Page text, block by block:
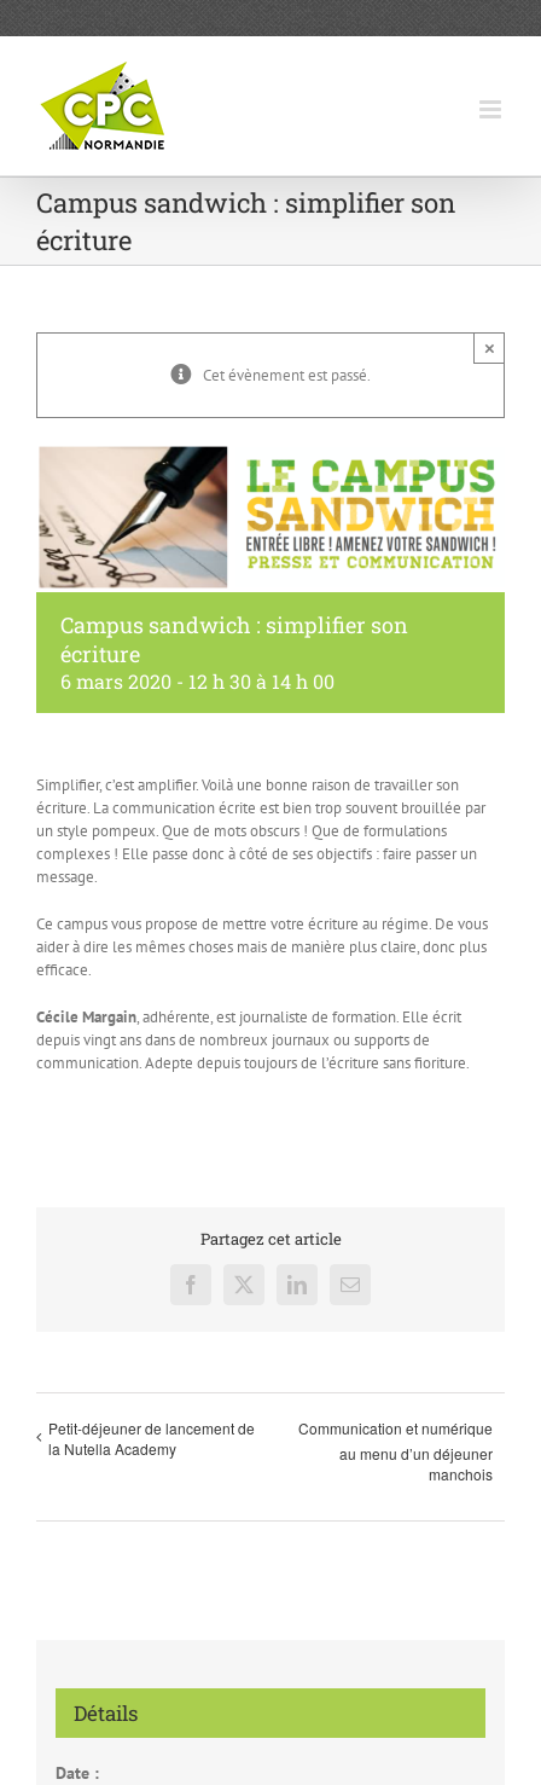
Campus sandwich : simplifier son
écriture
Cet évènement est passé.
×
Campus sandwich : simplifier son
écriture
6 mars 2020 - 12 h 30à 14 h 00
Simplifier, c’est amplifier. Voilà une bonne raison de travailler son
écriture. La communication écrite est bien trop souvent brouillée par
un style pompeux. Que de mots obscurs ! Que de formulations
complexes ! Elle passe donc à côté de ses objectifs : faire passer un
message.
Ce campus vous propose de mettre votre écriture au régime. De vous
aider à dire les mêmes choses mais de manière plus claire, donc plus
efficace.
Cécile Margain, adhérente, est journaliste de formation. Elle écrit
depuis vingt ans dans de nombreux journaux ou supports de
communication. Adepte depuis toujours de l’écriture sans fioriture.
Partagez cet article
Facebook
X LinkedInEmail
Petit-déjeuner de lancement de
la Nutella Academy
Communication et numérique
au menu d’un déjeuner
manchois
Détails
Date :